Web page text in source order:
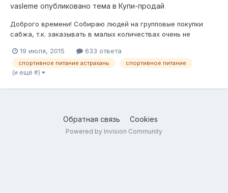
vasleme опубликовано тема в Купи-продай
Доброго времени! Собираю людей на групповые покупки
сабжа, т.к. заказывать в малых количествах очень не
рубля, стало напряжно. Есть круг друзей/знакомых, кто уже
участвует в этой теме, но нас немного. Из того, что я
заказываю: ксб-80 лактоми...
19 июля, 2015 633 ответа
спортивное питание астрахань спортивное питание
(и ещё #)
Обратная связь Cookies
Powered by Invision Community